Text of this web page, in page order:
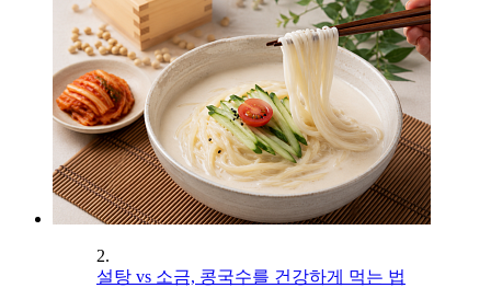
2.
설탕 vs 소금, 콩국수를 건강하게 먹는 법